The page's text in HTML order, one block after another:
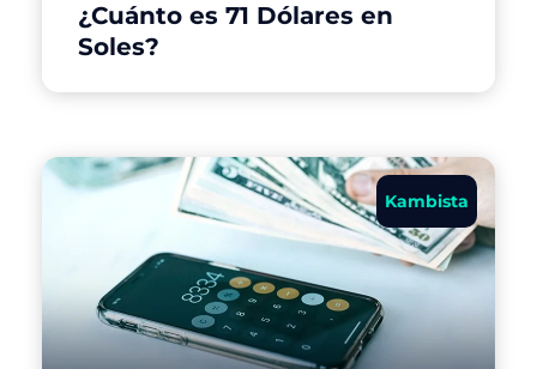
¿Cuánto es 71 Dólares en
Soles?
Kambista